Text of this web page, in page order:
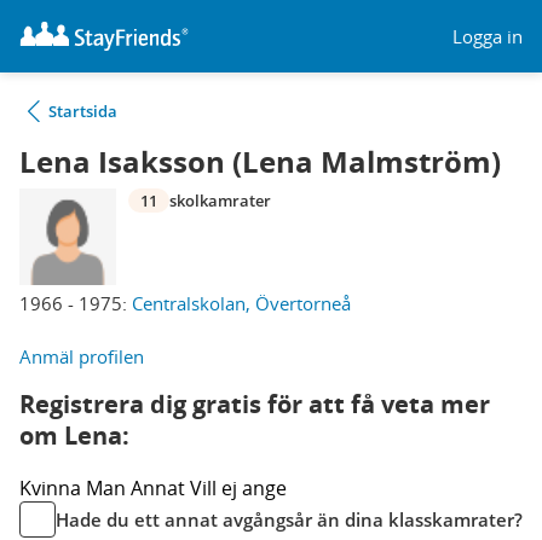
Logga in
Startsida
Lena Isaksson (Lena Malmström)
1966 - 1975: Centralskolan, Övertorneå
11 skolkamrater
Anmäl profilen
Registrera dig gratis för att få veta mer
om Lena:
Kvinna Man AnnatVill ej ange
Hade du ett annat avgångsår än dina klasskamrater?